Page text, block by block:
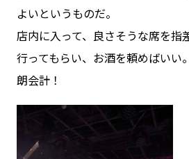
よいというものだ。
店内に入って、良さそうな席を指
行ってもらい、お酒を頼めばいい
朗会計！